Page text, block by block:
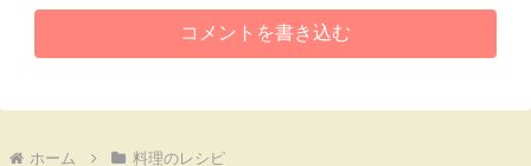
コメントを書き込む
ホーム 料理のレシピ